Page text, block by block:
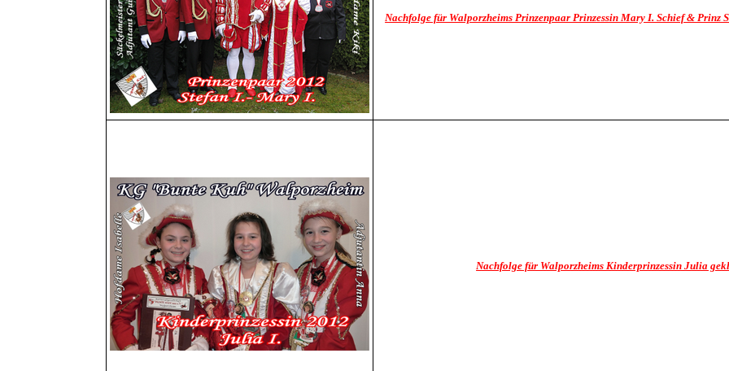
Nachfolge für Walporzheims Prinzenpaar Prinzessin Mary I. Schief & Prinz
Nachfolge für Walporzheims Kinderprinzessin Julia